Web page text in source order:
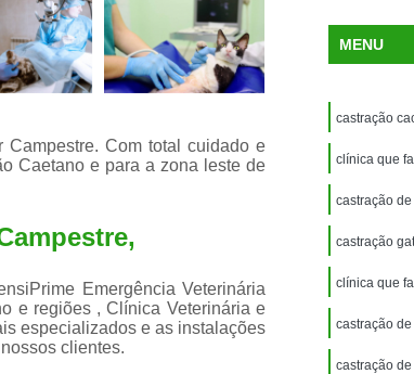
Consulta Médica Veterinária para
Médica Veterinária para Silvestres
Consulta para Animais Silvestres Santo
para Animais Silvestres São Caetano
Consulta para Silvestres
Consulta Veterinária
Exame de
Exame de Endoscopia Veterinária
Exame de
Exame de Laboratório para Animais
Exame de
Exame de Raio X para Animais
Exame de
Exame de Ultrassom para Animais
Campestre. Com total cuidado e
Caetano e para a zona leste de
Emergência Veterinária
e regiões , Clínica Veterinária e
especializados e as instalações
clientes.
MENU
castração
clínica que
castração
castração
clínica que
castração
castração